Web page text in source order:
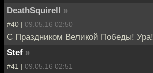
DeathSquirell »
#40 | 09.05.16 02:50
С Праздником Великой Победы! Ура!
Stef »
#41 | 09.05.16 02:51